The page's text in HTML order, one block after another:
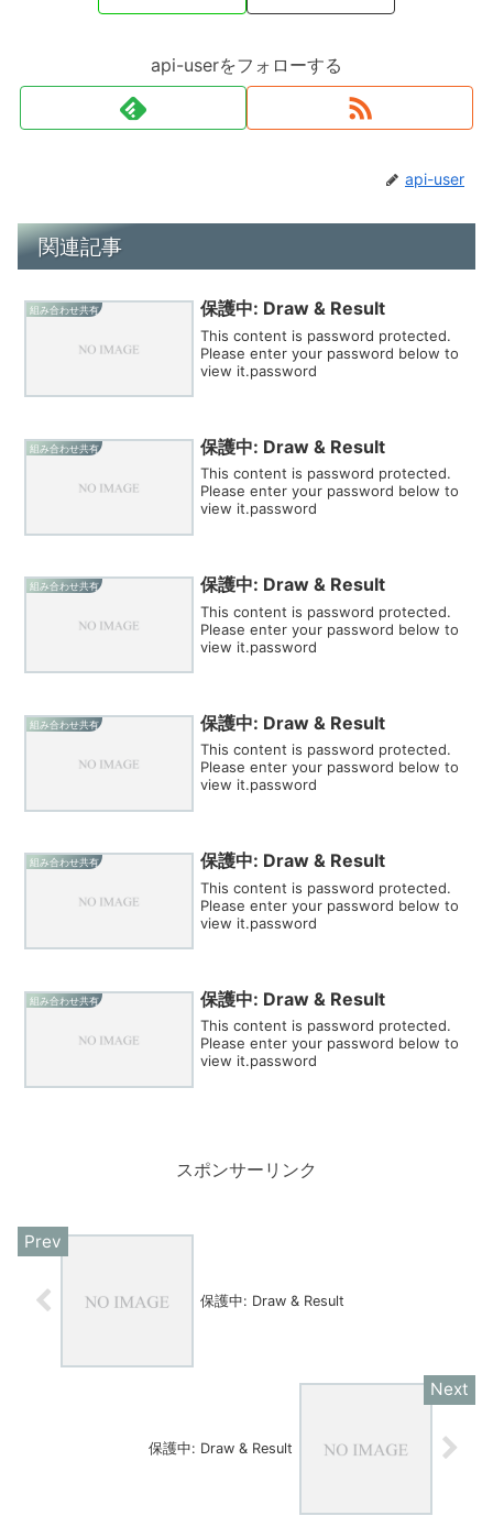
api-userをフォローする
api-user
関連記事
組み合わせ共有 保護中: Draw & Result
This content is password protected.
Please enter your password below to
view it.password
組み合わせ共有 保護中: Draw & Result
This content is password protected.
Please enter your password below to
view it.password
組み合わせ共有 保護中: Draw & Result
This content is password protected.
Please enter your password below to
view it.password
組み合わせ共有 保護中: Draw & Result
This content is password protected.
Please enter your password below to
view it.password
組み合わせ共有 保護中: Draw & Result
This content is password protected.
Please enter your password below to
view it.password
組み合わせ共有 保護中: Draw & Result
This content is password protected.
Please enter your password below to
view it.password
スポンサーリンク
保護中: Draw & Result
保護中: Draw & Result